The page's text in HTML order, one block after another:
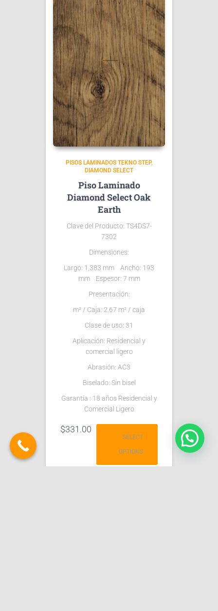
PISOS LAMINADOS TEKNO STEP
DIAMOND SELECT
Piso Laminado
Diamond Select Oak
Earth
Clave del Producto: TS4DS7-
7302
Dimensiones:
Largo: 1,383 mm Ancho: 193
mm Espesor: 7 mm
Presentación:
m² / Caja: 2.67 m² / caja
Clase de uso: 31
Aplicación: Residencial y
comercial ligero
Abrasión: AC3
Biselado: Sin bisel
Garantía : 18 años Residencial y
Comercial Ligero
$331.00
SELECT
OPTIONS